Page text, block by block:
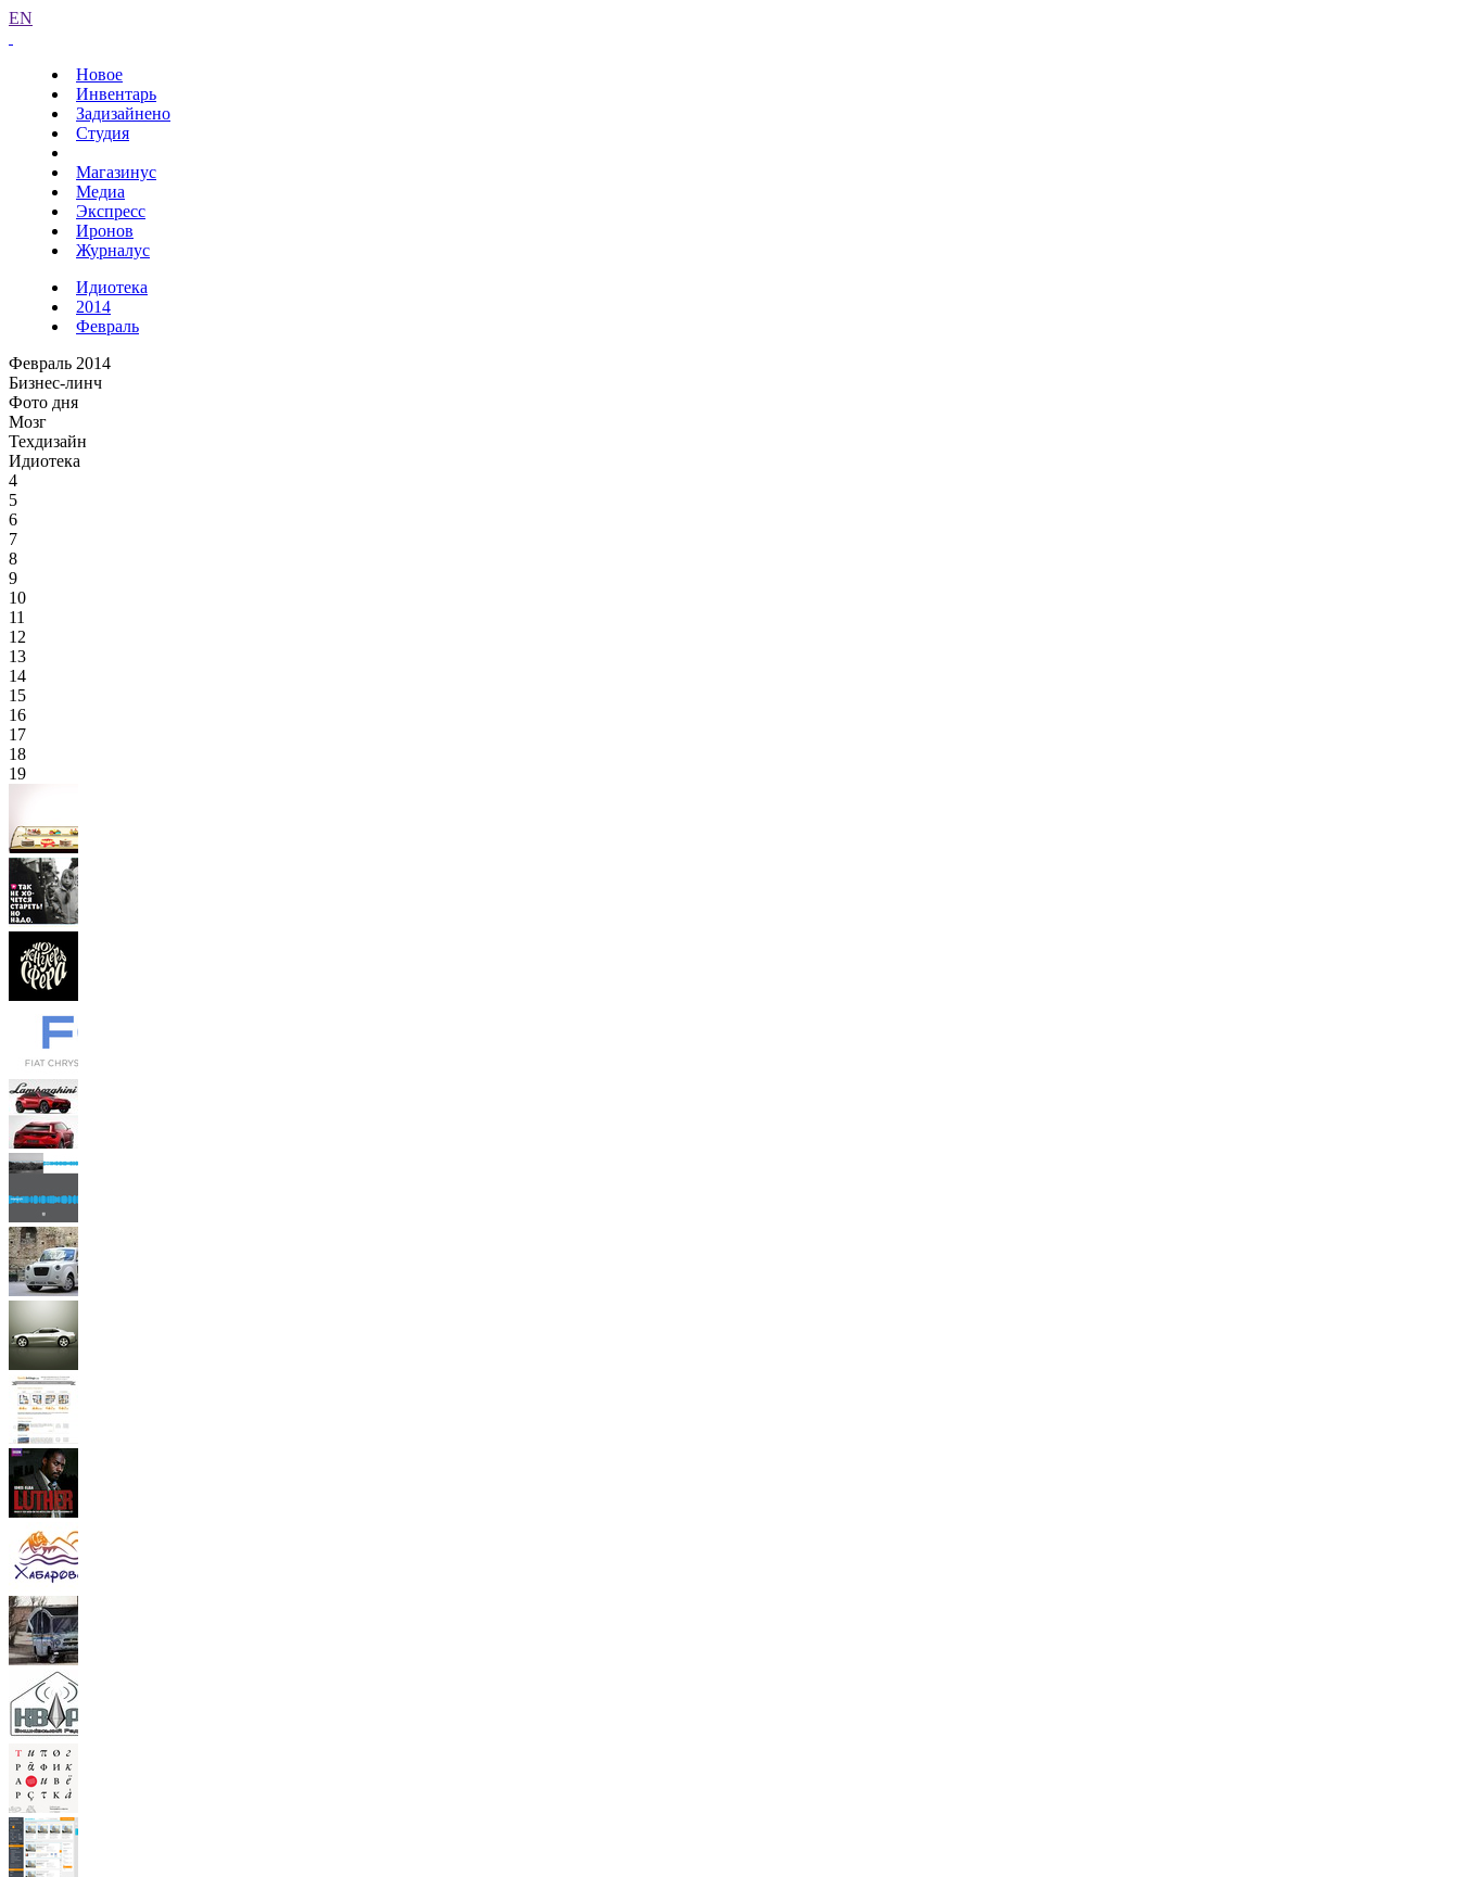
EN
Новое
Инвентарь
Задизайнено
Студия
Магазинус
Медиа
Экспресс
Иронов
Журналус
Идиотека
2014
Февраль
Февраль 2014
Бизнес-линч
Фото дня
Мозг
Техдизайн
Идиотека
4
5
6
7
8
9
10
11
12
13
14
15
16
17
18
19